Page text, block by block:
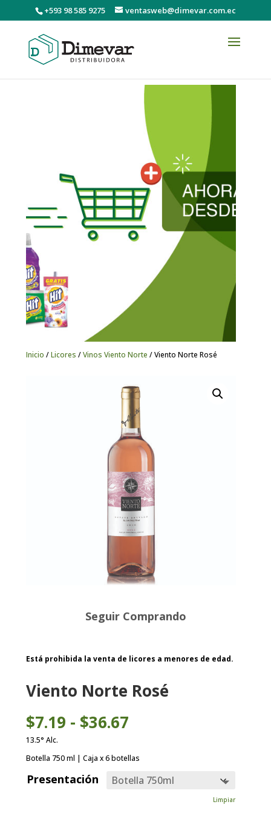
+593 98 585 9275 ventasweb@dimevar.com.ec
Inicio /Licores /Vinos Viento Norte / Viento Norte Rosé
Seguir Comprando
Está prohibida la venta de licores a menores de edad.
Viento Norte Rosé
$7.19 - $36.67
desde
$7.19
hasta
$36.67
13.5° Alc.
Botella 750 ml | Caja x 6 botellas
Presentación
Limpiar